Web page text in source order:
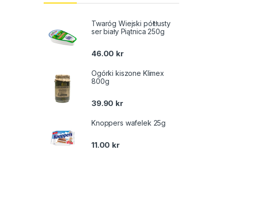
Twaróg Wiejski półtłusty
ser biały Piątnica 250g
46.00 kr
Ogórki kiszone Klimex
800g
39.90 kr
Knoppers wafelek 25g
11.00 kr